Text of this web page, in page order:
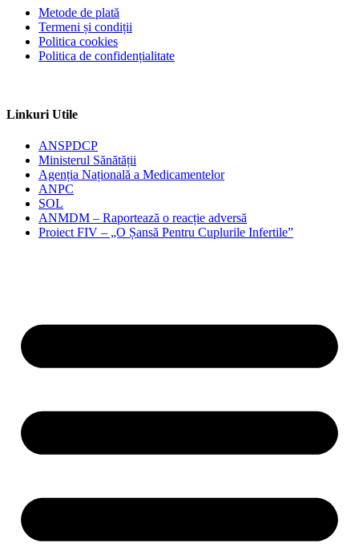
Metode de plată
Termeni și condiții
Politica cookies
Politica de confidențialitate
Linkuri Utile
ANSPDCP
Ministerul Sănătății
Agenția Națională a Medicamentelor
ANPC
SOL
ANMDM – Raportează o reacție adversă
Proiect FIV – „O Șansă Pentru Cuplurile Infertile”